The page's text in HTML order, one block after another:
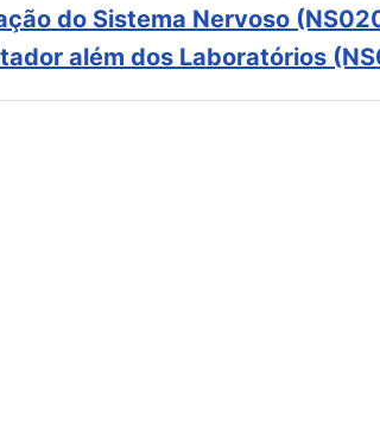
do Sistema Nervoso
além dos Laboratórios